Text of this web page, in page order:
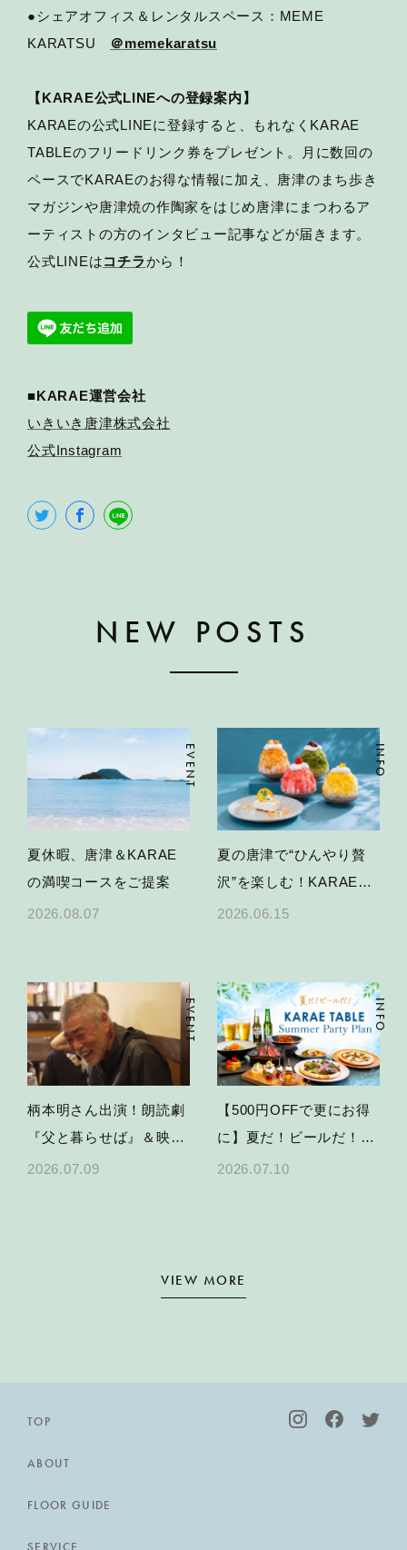
●シェアオフィス＆レンタルスペース：MEME
KARATSU
＠memekaratsu
【KARAE公式LINEへの登録案内】
KARAEの公式LINEに登録すると、もれなくKARAE
TABLEのフリードリンク券をプレゼント。月に数回の
ペースでKARAEのお得な情報に加え、唐津のまち歩き
マガジンや唐津焼の作陶家をはじめ唐津にまつわるア
ーティストの方のインタビュー記事などが届きます。
公式LINEはコチラから！
■KARAE運営会社
いきいき唐津株式会社
公式Instagram
NEW POSTS
夏休暇、唐津＆KARAE
の満喫コースをご提案
2026.08.07
EVENT
夏の唐津で“ひんやり贅
沢”を楽しむ！KARAE
TABLEかき氷＆限定スイ
2026.06.15
INFO
柄本明さん出演！朗読劇
『父と暮らせば』＆映画
特別上映の開催決定
2026.07.09
EVENT
【500円OFFで更にお得
に】夏だ！ビールだ！
KARAE TABLEで乾杯す
2026.07.10
INFO
VIEW MORE
TOP
ABOUT
FLOOR GUIDE